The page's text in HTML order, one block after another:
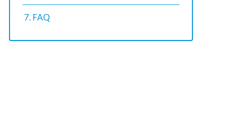
7. FAQ